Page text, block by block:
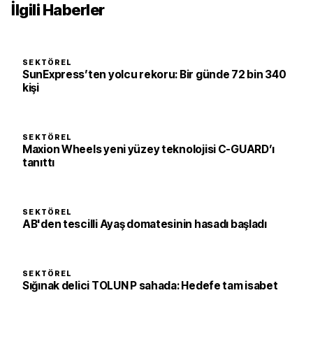
İlgili Haberler
SEKTÖREL
SunExpress’ten yolcu rekoru: Bir günde 72 bin 340
kişi
SEKTÖREL
Maxion Wheels yeni yüzey teknolojisi C-GUARD’ı
tanıttı
SEKTÖREL
AB'den tescilli Ayaş domatesinin hasadı başladı
SEKTÖREL
Sığınak delici TOLUN P sahada: Hedefe tam isabet